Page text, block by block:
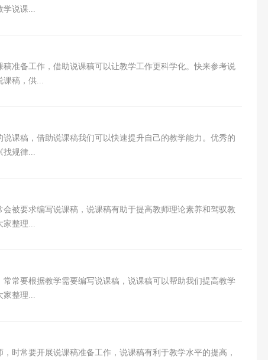
说课...
准备工作，借助说课稿可以让教学工作更科学化。快来参考说
稿，供...
课稿，借助说课稿我们可以快速提升自己的教学能力。优秀的
规律...
被要求编写说课稿，说课稿有助于提高教师理论素养和驾驭教
整理...
常要根据教学需要编写说课稿，说课稿可以帮助我们提高教学
整理...
时常要开展说课稿准备工作，说课稿有利于教学水平的提高，